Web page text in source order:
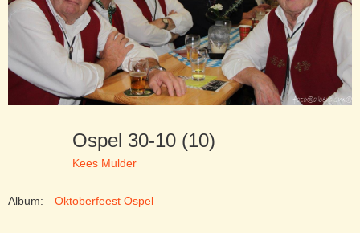
Ospel 30-10 (10)
Kees Mulder
Album: Oktoberfeest Ospel